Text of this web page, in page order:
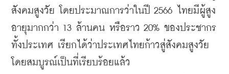
สังคมสูงวัย โดยประมาณการว่าในปี 2566 ไทยมีผู้สูง
อายุมากกว่า 13 ล้านคน หรือราว 20% ของประชากร
ทั้งประเทศ เรียกได้ว่าประเทศไทยก้าวสู่สังคมสูงวัย
โดยสมบูรณ์เป็นที่เรียบร้อยแล้ว